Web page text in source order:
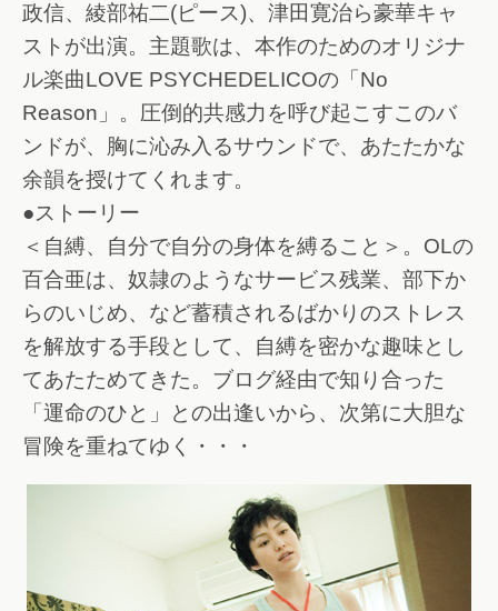
政信、綾部祐二(ピース)、津田寛治ら豪華キャ
ストが出演。主題歌は、本作のためのオリジナ
ル楽曲LOVE PSYCHEDELICOの「No
Reason」。圧倒的共感力を呼び起こすこのバ
ンドが、胸に沁み入るサウンドで、あたたかな
余韻を授けてくれます。
●ストーリー
＜自縛、自分で自分の身体を縛ること＞。OLの
百合亜は、奴隷のようなサービス残業、部下か
らのいじめ、など蓄積されるばかりのストレス
を解放する手段として、自縛を密かな趣味とし
てあたためてきた。ブログ経由で知り合った
「運命のひと」との出逢いから、次第に大胆な
冒険を重ねてゆく・・・